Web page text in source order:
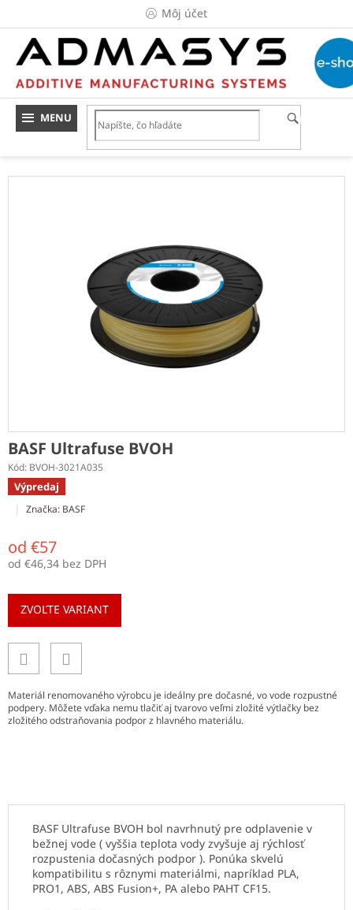
obsah
Môj účet
HĽADAŤ
BASF Ultrafuse BVOH
Kód: BVOH-3021A035
Výpredaj
Značka: BASF
od €57
od €46,34 bez DPH
ZVOĽTE VARIANT
Materiál renomovaného výrobcu je ideálny pre dočasné, vo vode rozpustné
podpery. Môžete vďaka nemu tlačiť aj tvarovo veľmi zložité výtlačky bez
zložitého odstraňovania podpor z hlavného materiálu.
BASF Ultrafuse BVOH bol navrhnutý pre odplavenie v
bežnej vode ( vyššia teplota vody zvyšuje aj rýchlosť
rozpustenia dočasných podpor ). Ponúka skvelú
kompatibilitu s rôznymi materiálmi, napríklad PLA,
PRO1, ABS, ABS Fusion+, PA alebo PAHT CF15.